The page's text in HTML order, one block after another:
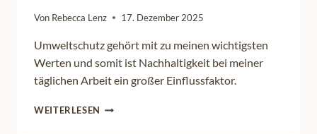
Von Rebecca Lenz 17. Dezember 2025
Umweltschutz gehört mit zu meinen wichtigsten
Werten und somit ist Nachhaltigkeit bei meiner
täglichen Arbeit ein großer Einflussfaktor.
WEITERLESEN NACHHALTIGKEIT